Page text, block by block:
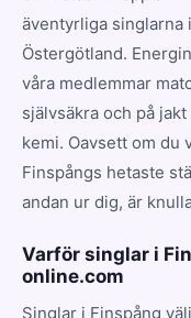
äventyrliga singlarna
Östergötland.
våra medlemmar
självsäkra och på
kemi. Oavsett om du
Finspångs hetaste
andan ur dig, är
Varför singlar i
online.com
Singlar i Finspång